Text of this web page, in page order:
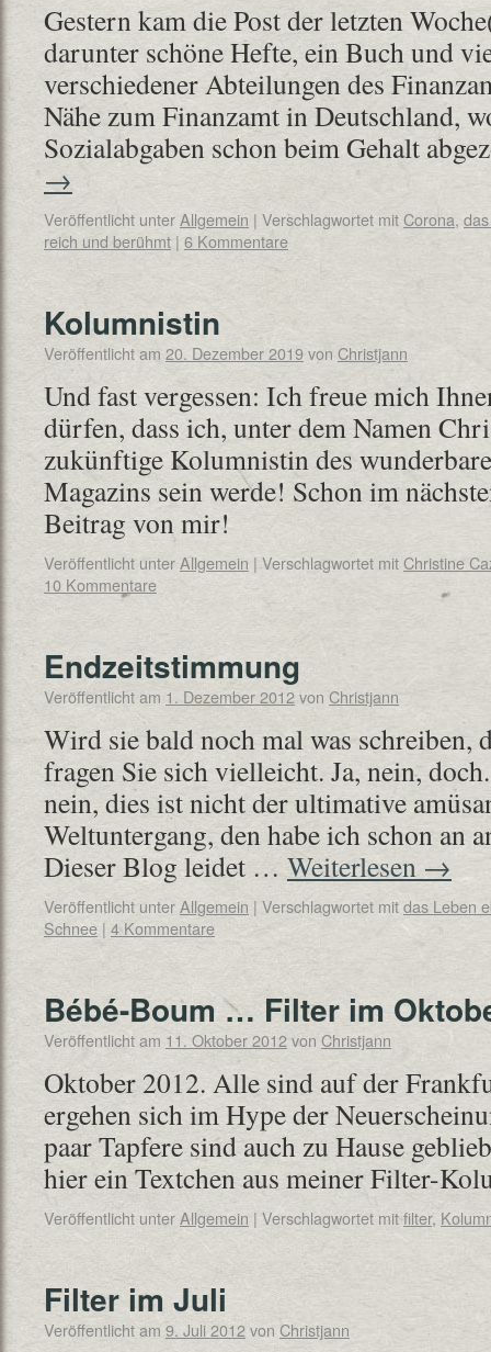
Gestern kam die Post der letzten
darunter schöne Hefte, ein Buch und
verschiedener Abteilungen des
Nähe zum Finanzamt in Deutschland,
Sozialabgaben schon beim Gehalt
→
Veröffentlicht unterAllgemein | Verschlagwortet mitCorona,
reich und berühmt | 6 Kommentare
Kolumnistin
Veröffentlicht am 20. Dezember 2019von Christjann
Und fast vergessen: Ich freue mich
dürfen, dass ich, unter dem Namen
zukünftige Kolumnistin des
Magazins sein werde! Schon im
Beitrag von mir!
Veröffentlicht unterAllgemein | Verschlagwortet mitChristine
10 Kommentare
Endzeitstimmung
Veröffentlicht am 1. Dezember 2012von Christjann
Wird sie bald noch mal was schreiben,
fragen Sie sich vielleicht. Ja, nein,
nein, dies ist nicht der ultimative
Weltuntergang, den habe ich schon an
Dieser Blog leidet … Weiterlesen →
Veröffentlicht unterAllgemein | Verschlagwortet mitdas Leben
Schnee | 4 Kommentare
Bébé-Boum … Filter im
Veröffentlicht am 11. Oktober 2012von Christjann
Oktober 2012. Alle sind auf der
ergehen sich im Hype der
paar Tapfere sind auch zu Hause
hier ein Textchen aus meiner Filter-
Veröffentlicht unterAllgemein | Verschlagwortet mitfilter,
Filter im Juli
Veröffentlicht am 9. Juli 2012 von Christjann